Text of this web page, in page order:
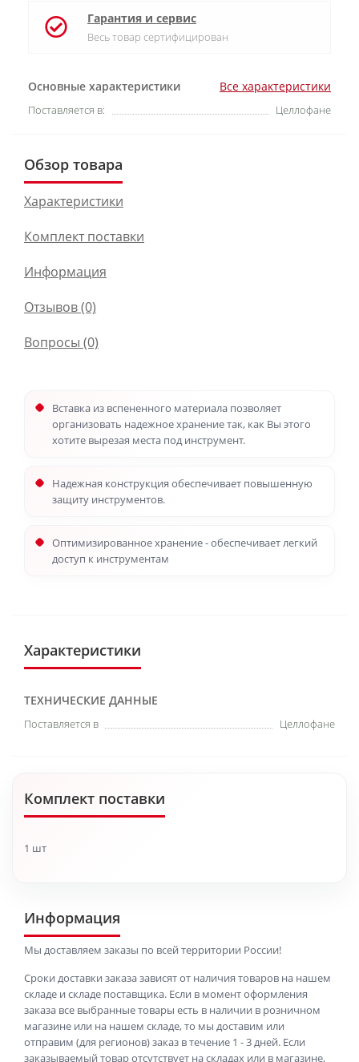
Основные характеристики Все характеристики
Поставляется в: Целлофане
Гарантия и сервис
Весь товар сертифицирован
Обзор товара
Характеристики
Комплект поставки
Информация
Отзывов (0)
Вопросы (0)
Вставка из вспененного материала позволяет
организовать надежное хранение так, как Вы этого
хотите вырезая места под инструмент.
Надежная конструкция обеспечивает повышенную
защиту инструментов.
Оптимизированное хранение - обеспечивает легкий
доступ к инструментам
Характеристики
ТЕХНИЧЕСКИЕ ДАННЫЕ
Поставляется в Целлофане
Комплект поставки
1 шт
Информация
Мы доставляем заказы по всей территории России!
Сроки доставки заказа зависят от наличия товаров на нашем
складе и складе поставщика. Если в момент оформления
заказа все выбранные товары есть в наличии в розничном
магазине или на нашем складе, то мы доставим или
отправим (для регионов) заказ в течение 1 - 3 дней. Если
заказываемый товар отсутствует на складах или в магазине,